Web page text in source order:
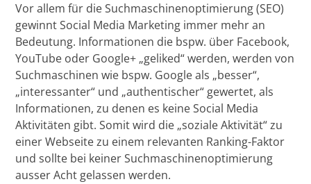
Vor allem für die Suchmaschinenoptimierung (SEO)
gewinnt Social Media Marketing immer mehr an
Bedeutung. Informationen die bspw. über Facebook,
YouTube oder Google+ „geliked“ werden, werden von
Suchmaschinen wie bspw. Google als „besser“,
„interessanter“ und „authentischer“ gewertet, als
Informationen, zu denen es keine Social Media
Aktivitäten gibt. Somit wird die „soziale Aktivität“ zu
einer Webseite zu einem relevanten Ranking-Faktor
und sollte bei keiner Suchmaschinenoptimierung
ausser Acht gelassen werden.